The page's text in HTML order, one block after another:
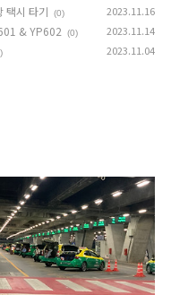
택시 타기 (0) 2023.11.16
& YP602 (0) 2023.11.14
2023.11.04